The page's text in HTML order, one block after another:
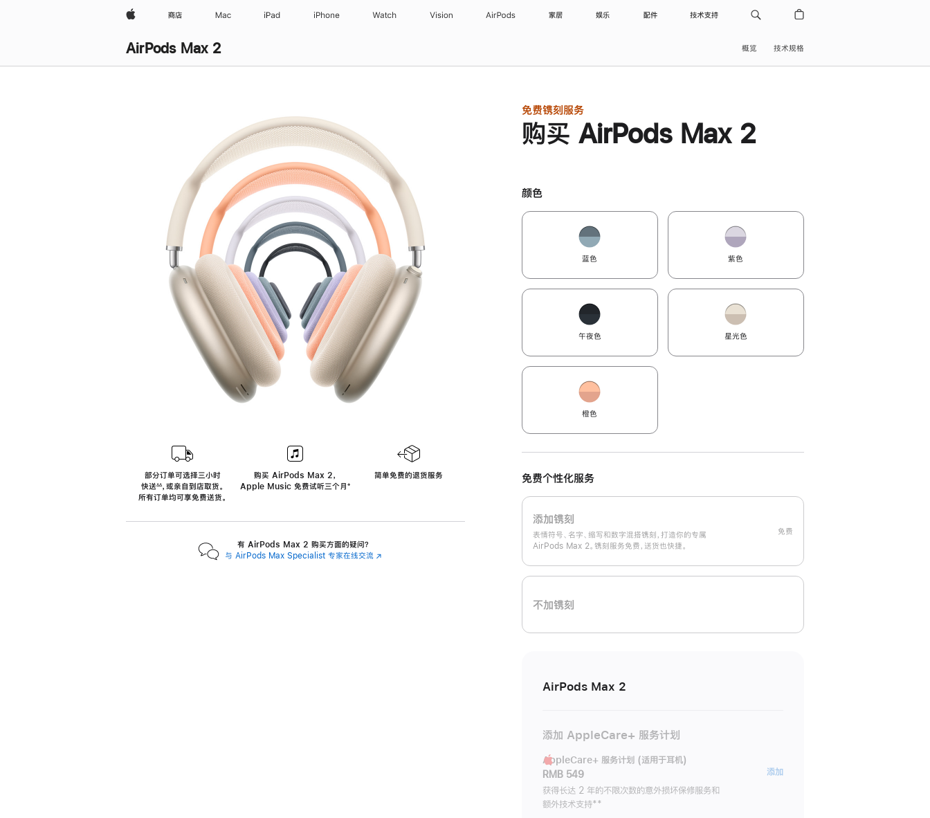
Apple 商店 Mac iPad iPhone Watch Vision AirPods 家居 娱乐 配件 技术支持
AirPods Max 2 概览 技术规格
AirPods Max 2
部分订单可选择三小时
快送
${translate.store.a11y.footnote}
∆∆， 或亲自到店取货。
所有订单均可享免费送货。
购买 AirPods Max 2，
Apple Music 免费试听三个月‍脚
‍⁺
简单免费的退货服务
有 AirPods Max 2 购买方面的疑问？
与 AirPods Max Specialist 专家在线交流 (在
免费镌刻服务
购买 AirPods Max 2
颜色
蓝色 紫色
午夜色 星光色
橙色
免费个性化服务
添加镌刻
表情符号、名字、缩写和数字混搭镌刻，打造你的专属
AirPods Max 2。镌刻服务免费，送货也快捷。
免费
不加镌刻
AirPods Max 2
添加 AppleCare+ 服务计划
AppleCare+ 服务计划 (适用于耳机)
RMB 549
获得长达 2 年的不限次数的意外损坏保修服务和
额外技术支持脚
**
添加AppleCare+